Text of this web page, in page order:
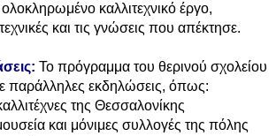
καλλιτεχνικό έργο,
και τις γνώσεις που απέκτησε.
Το πρόγραμμα του θερινού σχολείου
παράλληλες εκδηλώσεις, όπως:
της Θεσσαλονίκης
και μόνιμες συλλογές της πόλης